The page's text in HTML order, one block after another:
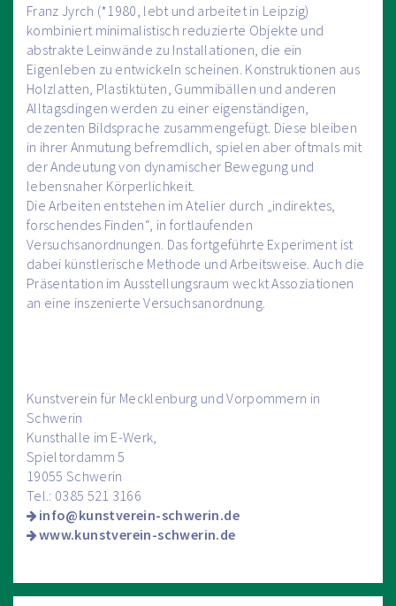
Franz Jyrch (*1980, lebt und arbeitet in Leipzig)
kombiniert minimalistisch reduzierte Objekte und
abstrakte Leinwände zu Installationen, die ein
Eigenleben zu entwickeln scheinen. Konstruktionen aus
Holzlatten, Plastiktüten, Gummibällen und anderen
Alltagsdingen werden zu einer eigenständigen,
dezenten Bildsprache zusammengefügt. Diese bleiben
in ihrer Anmutung befremdlich, spielen aber oftmals mit
der Andeutung von dynamischer Bewegung und
lebensnaher Körperlichkeit.
Die Arbeiten entstehen im Atelier durch „indirektes,
forschendes Finden“, in fortlaufenden
Versuchsanordnungen. Das fortgeführte Experiment ist
dabei künstlerische Methode und Arbeitsweise. Auch die
Präsentation im Ausstellungsraum weckt Assoziationen
an eine inszenierte Versuchsanordnung.
Kunstverein für Mecklenburg und Vorpommern in
Schwerin
Kunsthalle im E-Werk,
Spieltordamm 5
19055 Schwerin
Tel.: 0385 521 3166
info@kunstverein-schwerin.de
www.kunstverein-schwerin.de